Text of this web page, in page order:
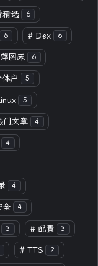
精选 6
6 # Dex 6
图床 6
户 5
5
门文章 4
4
4
全 4
3 # 配置 3
# TTS 2